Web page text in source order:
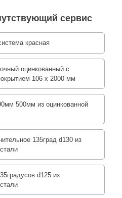
сервис
красная
оцинкованный с
106 х 2000 мм
500мм из оцинкованной
135град d130 из
d125 из